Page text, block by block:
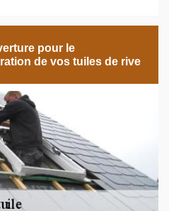
pour le
de vos tuiles de rive